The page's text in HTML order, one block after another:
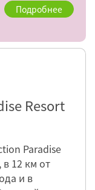
Подробнее
Resort
Paradise
12 км от
и в